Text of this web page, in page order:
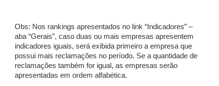
Obs: Nos rankings apresentados no link “Indicadores” –
aba “Gerais”, caso duas ou mais empresas apresentem
indicadores iguais, será exibida primeiro a empresa que
possui mais reclamações no período. Se a quantidade de
reclamações também for igual, as empresas serão
apresentadas em ordem alfabética.